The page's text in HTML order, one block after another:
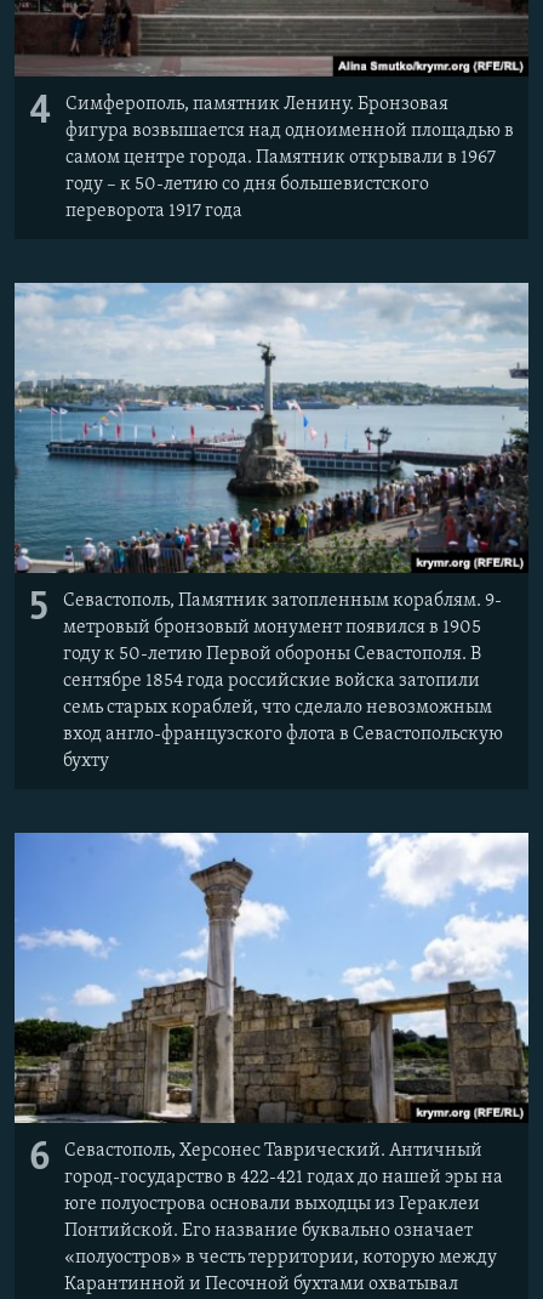
4
Симферополь, памятник Ленину. Бронзовая
фигура возвышается над одноименной площадью в
самом центре города. Памятник открывали в 1967
году – к 50-летию со дня большевистского
переворота 1917 года
5
Севастополь, Памятник затопленным кораблям. 9-
метровый бронзовый монумент появился в 1905
году к 50-летию Первой обороны Севастополя. В
сентябре 1854 года российские войска затопили
семь старых кораблей, что сделало невозможным
вход англо-французского флота в Севастопольскую
бухту
6
Севастополь, Херсонес Таврический. Античный
город-государство в 422-421 годах до нашей эры на
юге полуострова основали выходцы из Гераклеи
Понтийской. Его название буквально означает
«полуостров» в честь территории, которую между
Карантинной и Песочной бухтами охватывал